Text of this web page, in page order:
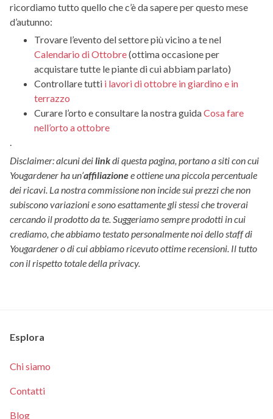
ricordiamo tutto quello che c’è da sapere per questo mese
d’autunno:
Trovare l’evento del settore più vicino a te nel
Calendario di Ottobre(ottima occasione per
acquistare tutte le piante di cui abbiam parlato)
Controllare tutti i lavori di ottobre in giardino e in
terrazzo
Curare l’orto e consultare la nostra guidaCosa fare
nell’orto a ottobre
.
Disclaimer: alcuni deilinkdi questa pagina, portano a siti con cui
Yougardener ha un’affiliazionee ottiene una piccola percentuale
dei ricavi. La nostra commissione non incide sui prezzi che non
subiscono variazioni e sono esattamente gli stessi che troverai
cercando il prodotto da te. Suggeriamo sempre prodotti in cui
crediamo, che abbiamo testato personalmente noi dello staff di
Yougardener o di cui abbiamo ricevuto ottime recensioni. Il tutto
con il rispetto totale della privacy.
Esplora
Chi siamo
Contatti
Blog